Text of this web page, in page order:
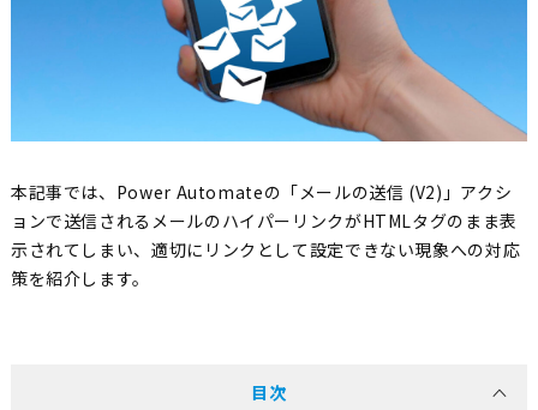
本記事では、Power Automateの「メールの送信 (V2)」アクシ
ョンで送信されるメールのハイパーリンクがHTMLタグのまま表
示されてしまい、適切にリンクとして設定できない現象への対応
策を紹介します。
目次